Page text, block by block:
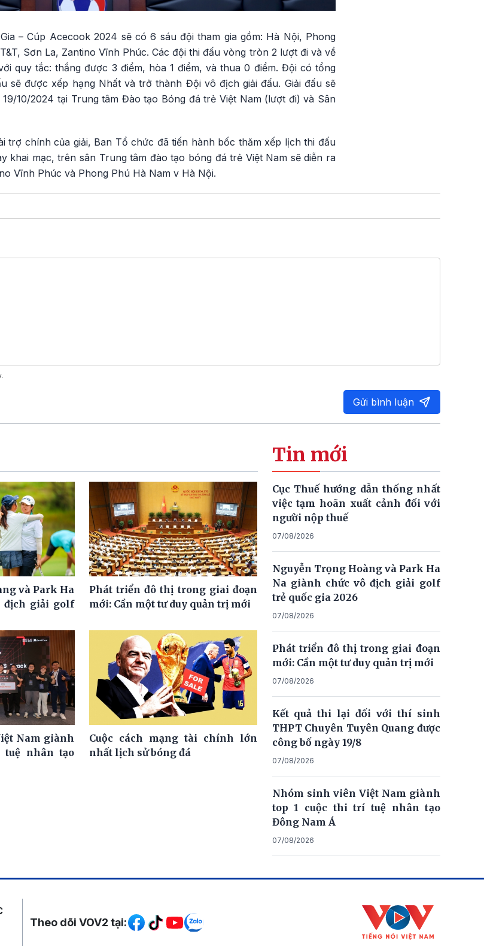
– Cúp Acecook 2024 sẽ có 6 sáu đội tham gia gồm: Hà Nội, Phong
Sơn La, Zantino Vĩnh Phúc. Các đội thi đấu vòng tròn 2 lượt đi và về
quy tắc: thắng được 3 điểm, hòa 1 điểm, và thua 0 điểm. Đội có tổng
sẽ được xếp hạng Nhất và trở thành Đội vô địch giải đấu. Giải đấu sẽ
10/2024 tại Trung tâm Đào tạo Bóng đá trẻ Việt Nam (lượt đi) và Sân
trợ chính của giải, Ban Tổ chức đã tiến hành bốc thăm xếp lịch thi đấu
khai mạc, trên sân Trung tâm đào tạo bóng đá trẻ Việt Nam sẽ diễn ra
Vĩnh Phúc và Phong Phú Hà Nam v Hà Nội.
Gửi bình luận
và Park Ha
địch giải golf
Phát triển đô thị trong giai đoạn
mới: Cần một tư duy quản trị mới
Nam giành
nhân tạo
Cuộc cách mạng tài chính lớn
nhất lịch sử bóng đá
Tin mới
Cục Thuế hướng dẫn thống nhất
việc tạm hoãn xuất cảnh đối với
người nộp thuế
07/08/2026
Nguyễn Trọng Hoàng và Park Ha
Na giành chức vô địch giải golf
trẻ quốc gia 2026
07/08/2026
Phát triển đô thị trong giai đoạn
mới: Cần một tư duy quản trị mới
07/08/2026
Kết quả thi lại đối với thí sinh
THPT Chuyên Tuyên Quang được
công bố ngày 19/8
07/08/2026
Nhóm sinh viên Việt Nam giành
top 1 cuộc thi trí tuệ nhân tạo
Đông Nam Á
07/08/2026
Mạng xã hội
Theo dõi VOV2 tại: